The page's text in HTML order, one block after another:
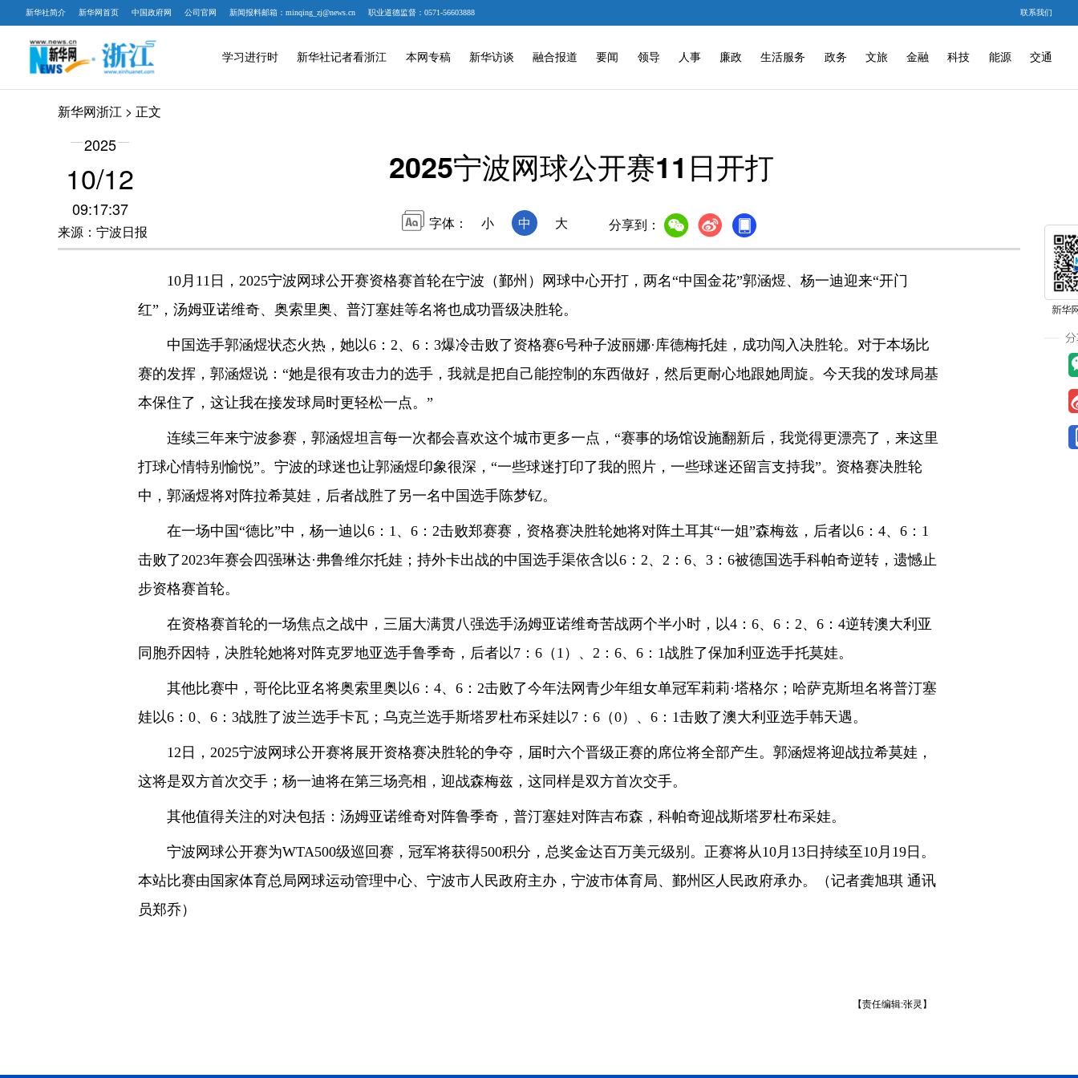
新华社简介 新华网首页 中国政府网 公司官网 新闻报料邮箱：minqing_zj@news.cn 职业道德监督：0571-56603888 联系我们
学习进行时 新华社记者看浙江 本网专稿 新华访谈 融合报道 要闻 领导 人事 廉政 生活服务 政务 文旅 金融 科技 能源 交通
新华网浙江 > 正文
2025
10/12
09:17:37
来源：宁波日报
2025宁波网球公开赛11日开打
字体： 小 中 大 分享到：
10月11日，2025宁波网球公开赛资格赛首轮在宁波（鄞州）网球中心开打，两名“中国金花”郭涵煜、杨一迪迎来“开门
红”，汤姆亚诺维奇、奥索里奥、普汀塞娃等名将也成功晋级决胜轮。
中国选手郭涵煜状态火热，她以6：2、6：3爆冷击败了资格赛6号种子波丽娜·库德梅托娃，成功闯入决胜轮。对于本场比
赛的发挥，郭涵煜说：“她是很有攻击力的选手，我就是把自己能控制的东西做好，然后更耐心地跟她周旋。今天我的发球局基
本保住了，这让我在接发球局时更轻松一点。”
连续三年来宁波参赛，郭涵煜坦言每一次都会喜欢这个城市更多一点，“赛事的场馆设施翻新后，我觉得更漂亮了，来这里
打球心情特别愉悦”。宁波的球迷也让郭涵煜印象很深，“一些球迷打印了我的照片，一些球迷还留言支持我”。资格赛决胜轮
中，郭涵煜将对阵拉希莫娃，后者战胜了另一名中国选手陈梦钇。
在一场中国“德比”中，杨一迪以6：1、6：2击败郑赛赛，资格赛决胜轮她将对阵土耳其“一姐”森梅兹，后者以6：4、6：1
击败了2023年赛会四强琳达·弗鲁维尔托娃；持外卡出战的中国选手渠依含以6：2、2：6、3：6被德国选手科帕奇逆转，遗憾止
步资格赛首轮。
在资格赛首轮的一场焦点之战中，三届大满贯八强选手汤姆亚诺维奇苦战两个半小时，以4：6、6：2、6：4逆转澳大利亚
同胞乔因特，决胜轮她将对阵克罗地亚选手鲁季奇，后者以7：6（1）、2：6、6：1战胜了保加利亚选手托莫娃。
其他比赛中，哥伦比亚名将奥索里奥以6：4、6：2击败了今年法网青少年组女单冠军莉莉·塔格尔；哈萨克斯坦名将普汀塞
娃以6：0、6：3战胜了波兰选手卡瓦；乌克兰选手斯塔罗杜布采娃以7：6（0）、6：1击败了澳大利亚选手韩天遇。
12日，2025宁波网球公开赛将展开资格赛决胜轮的争夺，届时六个晋级正赛的席位将全部产生。郭涵煜将迎战拉希莫娃，
这将是双方首次交手；杨一迪将在第三场亮相，迎战森梅兹，这同样是双方首次交手。
其他值得关注的对决包括：汤姆亚诺维奇对阵鲁季奇，普汀塞娃对阵吉布森，科帕奇迎战斯塔罗杜布采娃。
宁波网球公开赛为WTA500级巡回赛，冠军将获得500积分，总奖金达百万美元级别。正赛将从10月13日持续至10月19日。
本站比赛由国家体育总局网球运动管理中心、宁波市人民政府主办，宁波市体育局、鄞州区人民政府承办。（记者龚旭琪 通讯
员郑乔）
【责任编辑:张灵】